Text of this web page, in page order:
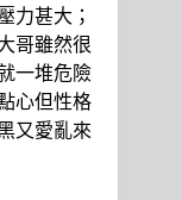
力甚大；
哥雖然很
一堆危險
心但性格
又愛亂來